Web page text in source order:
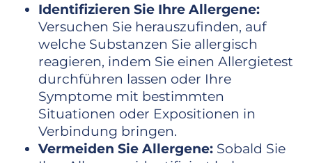
Identifizieren Sie Ihre Allergene:
Versuchen Sie herauszufinden, auf
welche Substanzen Sie allergisch
reagieren, indem Sie einen Allergietest
durchführen lassen oder Ihre
Symptome mit bestimmten
Situationen oder Expositionen in
Verbindung bringen.
Vermeiden Sie Allergene: Sobald Sie